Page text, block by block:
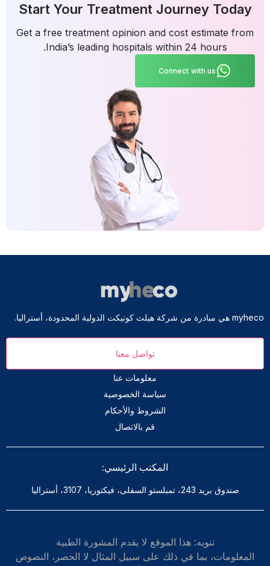
Start Your Treatment Journey Today
Get a free treatment opinion and cost estimate from
India’s leading hospitals within 24 hours.
Connect with us
myheco هي مبادرة من شركة هيلث كونيكت الدولية المحدودة، أستراليا.
تواصل معنا
معلومات عنا
سياسة الخصوصية
الشروط والأحكام
قم بالاتصال
المكتب الرئيسي:
صندوق بريد 243، تمبلستو السفلى، فيكتوريا، 3107، أستراليا
تنويه: هذا الموقع لا يقدم المشورة الطبية
المعلومات، بما في ذلك على سبيل المثال لا الحصر، النصوص